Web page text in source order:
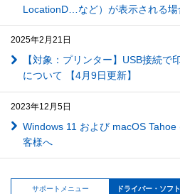
LocationD…など）が表示される場
2025年2月21日
【対象：プリンター】USB接続で
について 【4月9日更新】
2023年12月5日
Windows 11 および macOS
客様へ
サポートメニュー
ドライバー・ソフ